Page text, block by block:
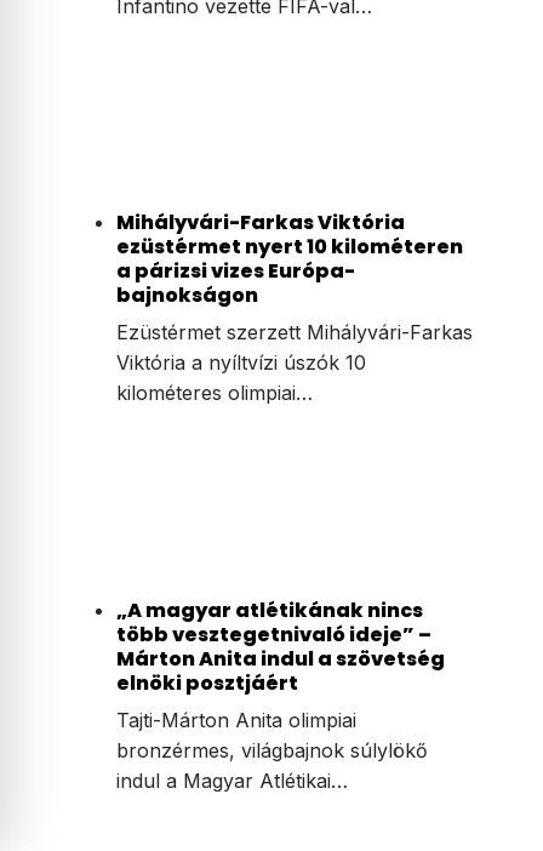
Infantino vezette FIFA-val…
Mihályvári-Farkas Viktória
ezüstérmet nyert 10 kilométeren
a párizsi vizes Európa-
bajnokságon
Ezüstérmet szerzett Mihályvári-Farkas
Viktória a nyíltvízi úszók 10
kilométeres olimpiai…
„A magyar atlétikának nincs
több vesztegetnivaló ideje” –
Márton Anita indul a szövetség
elnöki posztjáért
Tajti-Márton Anita olimpiai
bronzérmes, világbajnok súlylökő
indul a Magyar Atlétikai…